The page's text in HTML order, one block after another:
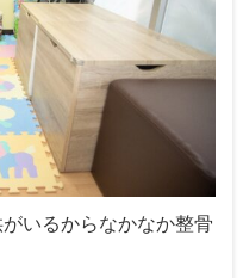
いるからなかなか整骨